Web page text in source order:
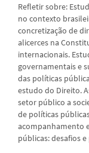
Refletir sobre:
no contexto
concretização de
alicerces na
internacionais.
governamentais e
das políticas
estudo do Direito.
setor público a
de políticas
acompanhamento
públicas: desafios